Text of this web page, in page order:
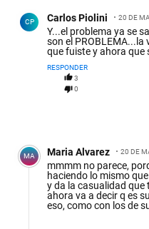
CP Carlos Piolini 20 DE
Y...el problema ya se
son el
que fuiste y ahora que
RESPONDER
3
0
MA Maria Alvarez 20 DE
mmmm no parece,
haciendo lo mismo
y da la casualidad que
ahora va a decir q es
eso, como con los de
en efectivo como